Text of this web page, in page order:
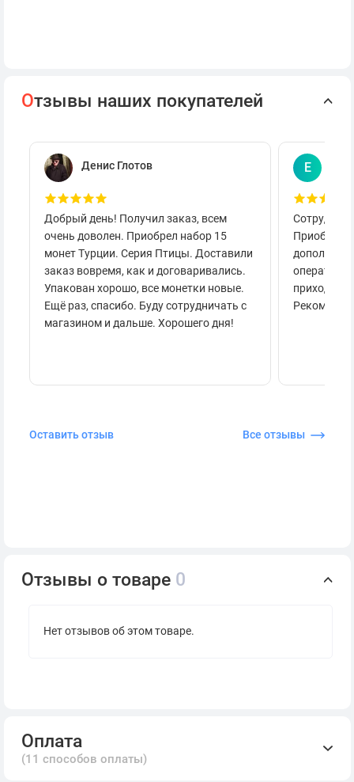
Отзывы наших покупателей
Денис Глотов
Добрый день! Получил заказ, всем
очень доволен. Приобрел набор 15
монет Турции. Серия Птицы. Доставили
заказ вовремя, как и договаривались.
Упакован хорошо, все монетки новые.
Ещё раз, спасибо. Буду сотрудничать с
магазином и дальше. Хорошего дня!
Е
приходило
Оставить отзыв Все отзывы
Отзывы о товаре 0
Нет отзывов об этом товаре.
Оплата
(11 способов оплаты)